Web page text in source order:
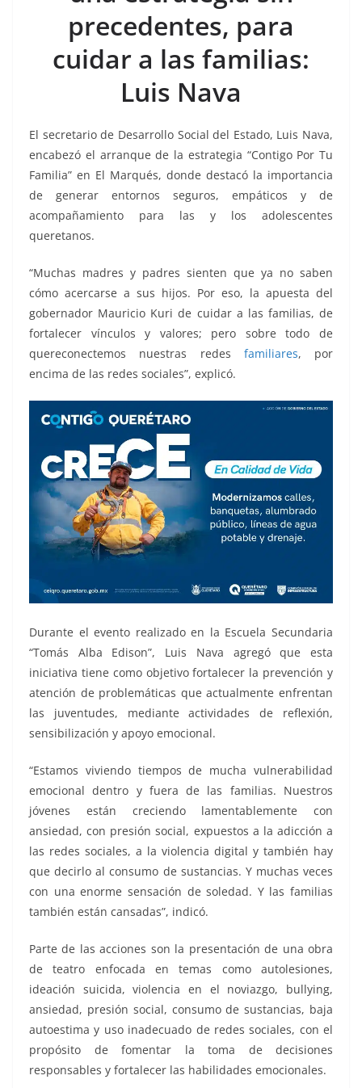
o
k
p k
precedentes, para
cuidar a las familias:
Luis Nava
El secretario de Desarrollo Social del Estado, Luis Nava,
encabezó el arranque de la estrategia “Contigo Por Tu
Familia” en El Marqués, donde destacó la importancia
de generar entornos seguros, empáticos y de
acompañamiento para las y los adolescentes
queretanos.
“Muchas madres y padres sienten que ya no saben
cómo acercarse a sus hijos. Por eso, la apuesta del
gobernador Mauricio Kuri de cuidar a las familias, de
fortalecer vínculos y valores; pero sobre todo de
quereconectemos nuestras redes familiares, por
encima de las redes sociales”, explicó.
Durante el evento realizado en la Escuela Secundaria
“Tomás Alba Edison”, Luis Nava agregó que esta
iniciativa tiene como objetivo fortalecer la prevención y
atención de problemáticas que actualmente enfrentan
las juventudes, mediante actividades de reflexión,
sensibilización y apoyo emocional.
“Estamos viviendo tiempos de mucha vulnerabilidad
emocional dentro y fuera de las familias. Nuestros
jóvenes están creciendo lamentablemente con
ansiedad, con presión social, expuestos a la adicción a
las redes sociales, a la violencia digital y también hay
que decirlo al consumo de sustancias. Y muchas veces
con una enorme sensación de soledad. Y las familias
también están cansadas”, indicó.
Parte de las acciones son la presentación de una obra
de teatro enfocada en temas como autolesiones,
ideación suicida, violencia en el noviazgo, bullying,
ansiedad, presión social, consumo de sustancias, baja
autoestima y uso inadecuado de redes sociales, con el
propósito de fomentar la toma de decisiones
responsables y fortalecer las habilidades emocionales.